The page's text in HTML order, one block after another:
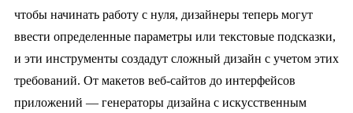
чтобы начинать работу с нуля, дизайнеры теперь могут
ввести определенные параметры или текстовые подсказки,
и эти инструменты создадут сложный дизайн с учетом этих
требований. От макетов веб-сайтов до интерфейсов
приложений — генераторы дизайна с искусственным